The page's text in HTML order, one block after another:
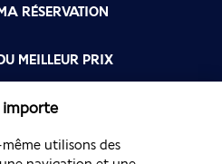
RÉSERVATION
MEILLEUR PRIX
BLUE
importe
utilisons des